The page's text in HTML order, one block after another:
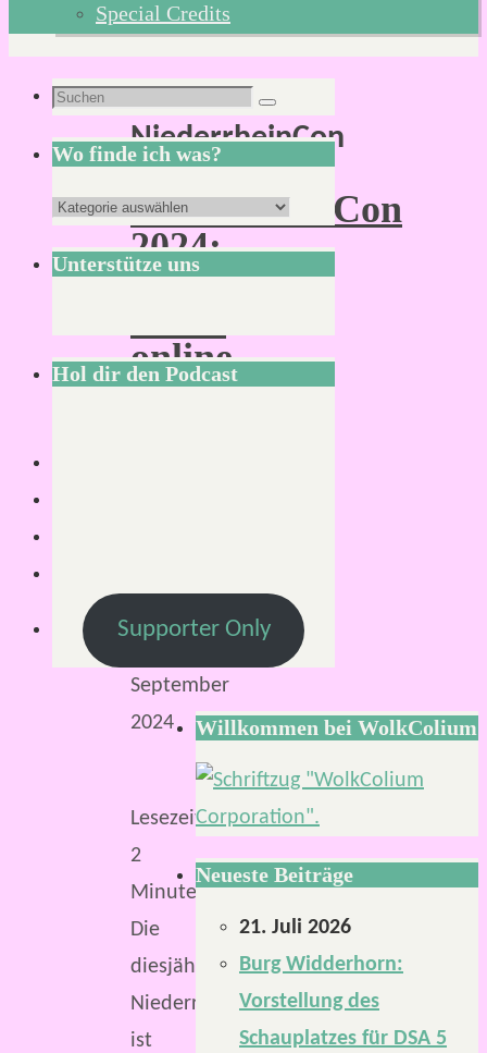
Special Credits
Schlagwort:
NiederrheinCon
NiederrheinCon
2024:
Vlog-
online
September
2024
Lesezeit:
2
Minuten
Die
diesjährige
NiederrheinCon
ist
Suchen
nach:
Suchen
Wo finde ich was?
Wo
finde
ich
Unterstütze uns
Hol dir den Podcast
Supporter Only
Willkommen bei WolkColium
Neueste Beiträge
21. Juli 2026
Burg Widderhorn:
Vorstellung des
Schauplatzes für DSA 5